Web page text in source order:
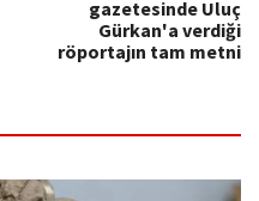
gazetesinde Uluç
Gürkan'a verdiği
röportajın tam metni